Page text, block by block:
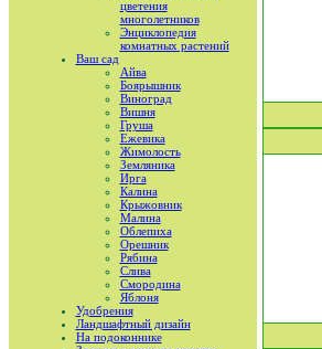
цветения
многолетников
Энциклопедия
комнатных растений
Ваш сад
Айва
Боярышник
Виноград
Вишня
Груша
Ежевика
Жимолость
Земляника
Ирга
Калина
Крыжовник
Малина
Облепиха
Орешник
Рябина
Слива
Смородина
Яблоня
Удобрения
Ландшафтный дизайн
На подоконнике